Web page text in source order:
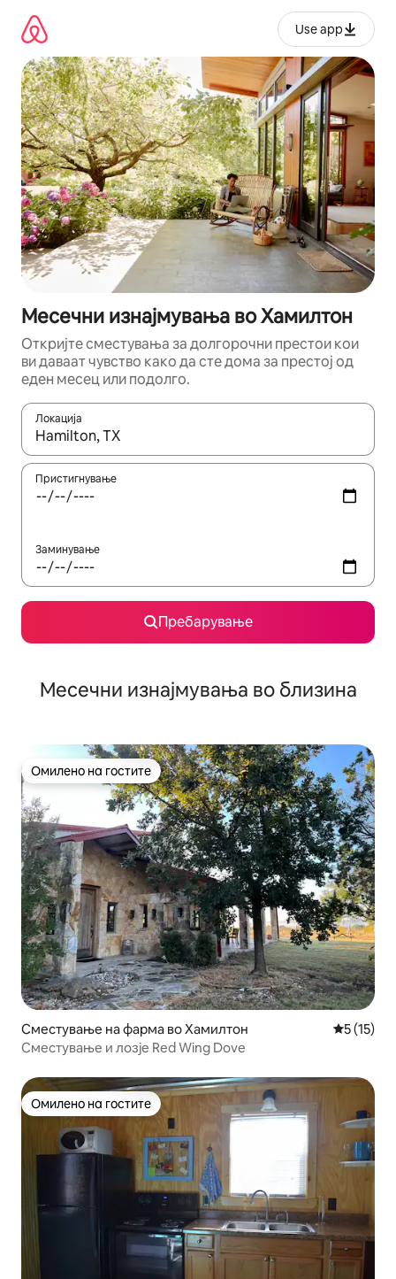
содржина
Use app
Месечни изнајмувања во Хамилтон
Откријте сместувања за долгорочни престои кои
ви даваат чувство како да сте дома за престој од
еден месец или подолго.
Локација
Кога резултатите се достапни, движете се со копчињата
Пристигнување
Заминување
Пребарување
Месечни изнајмувања во близина
Омилено на гостите
Омилено на гостите
Сместување на фарма во Хамилтон
5 (15)
Сместување и лозје Red Wing Dove
Омилено на гостите
Омилено на гостите